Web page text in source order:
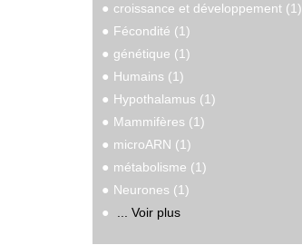
croissance et développement (1)
Fécondité (1)
génétique (1)
Humains (1)
Hypothalamus (1)
Mammifères (1)
microARN (1)
métabolisme (1)
Neurones (1)
... Voir plus